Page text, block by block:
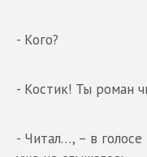
- Кого?
- Костик! Ты роман
- Читал…, – в